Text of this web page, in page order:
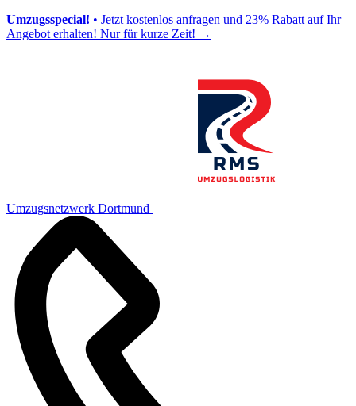
Umzugsspecial! • Jetzt kostenlos anfragen und 23% Rabatt auf Ihr
Angebot erhalten! Nur für kurze Zeit! →
Umzugsnetzwerk Dortmund